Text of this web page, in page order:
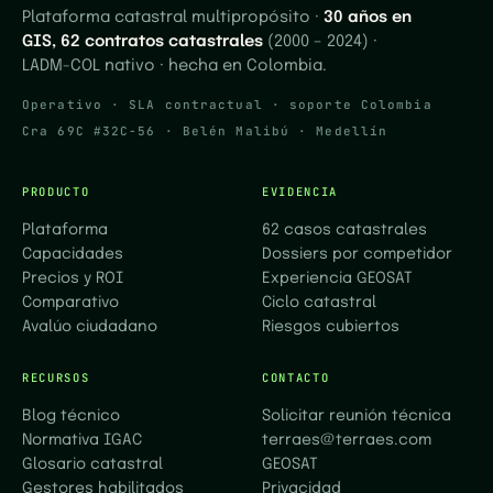
Plataforma catastral multipropósito · 30 años en
GIS, 62 contratos catastrales (2000 – 2024) ·
LADM-COL nativo · hecha en Colombia.
Operativo · SLA contractual · soporte Colombia
Cra 69C #32C-56 · Belén Malibú · Medellín
PRODUCTO
Plataforma
Capacidades
Precios y ROI
Comparativo
Avalúo ciudadano
EVIDENCIA
62 casos catastrales
Dossiers por competidor
Experiencia GEOSAT
Ciclo catastral
Riesgos cubiertos
RECURSOS
Blog técnico
Normativa IGAC
Glosario catastral
Gestores habilitados
CONTACTO
Solicitar reunión técnica
terraes@terraes.com
GEOSAT
Privacidad